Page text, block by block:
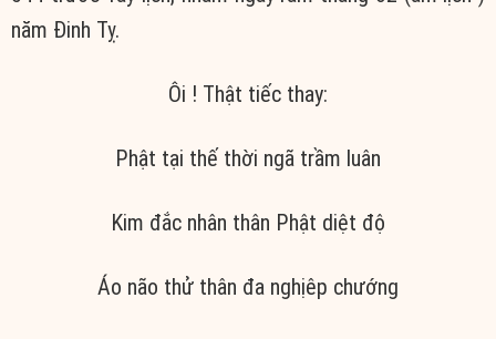
năm Đinh Tỵ.
Ôi ! Thật tiếc thay:
Phật tại thế thời ngã trầm luân
Kim đắc nhân thân Phật diệt độ
Áo não thử thân đa nghịêp chướng